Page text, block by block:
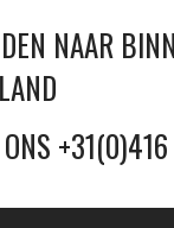
NAAR